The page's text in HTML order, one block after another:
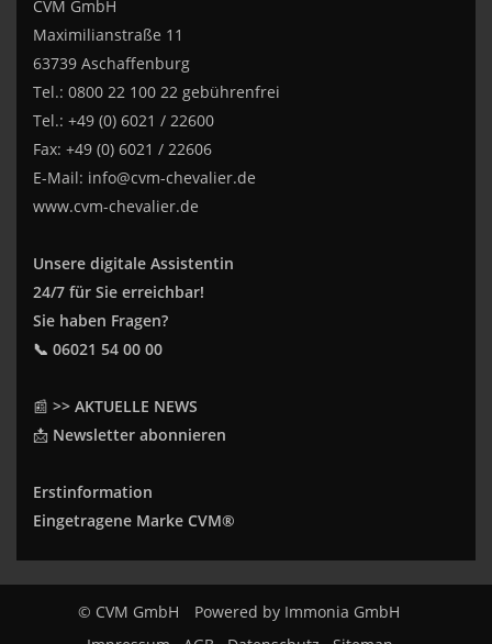
CVM GmbH
Maximilianstraße 11
63739 Aschaffenburg
Tel.: 0800 22 100 22 gebührenfrei
Tel.: +49 (0) 6021 / 22600
Fax: +49 (0) 6021 / 22606
E-Mail: info@cvm-chevalier.de
www.cvm-chevalier.de
Unsere digitale Assistentin
24/7 für Sie erreichbar!
Sie haben Fragen?
📞 06021 54 00 00
📰 >> AKTUELLE NEWS
📩 Newsletter abonnieren
Erstinformation
Eingetragene Marke CVM®
© CVM GmbH Powered by Immonia GmbH